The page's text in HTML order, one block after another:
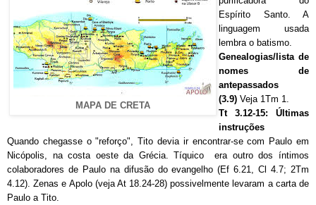
MAPA DE CRETA
Espírito Santo. A
linguagem usada
lembra o batismo.
Genealogias/lista de
nomes de
antepassados
(3.9) Veja 1Tm 1.
Tt 3.12-15: Últimas
instruções
Quando chegasse o "reforço", Tito devia ir encontrar-se com Paulo em
Nicópolis, na costa oeste da Grécia. Tíquico era outro dos íntimos
colaboradores de Paulo na difusão do evangelho (Ef 6.21, Cl 4.7; 2Tm
4.12). Zenas e Apolo (veja At 18.24-28) possivelmente levaram a carta de
Paulo a Tito.